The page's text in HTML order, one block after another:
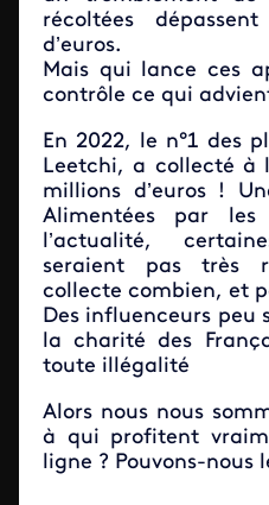
récoltées
d’euros.
Mais qui lance ces
contrôle ce qui
En 2022, le n°1 des
Leetchi, a collecté à
millions d’euros !
Alimentées par
l’actualité,
seraient pas très
collecte combien, et
Des influenceurs peu
la charité des
toute illégalité
Alors nous nous
à qui profitent
ligne ? Pouvons-nous